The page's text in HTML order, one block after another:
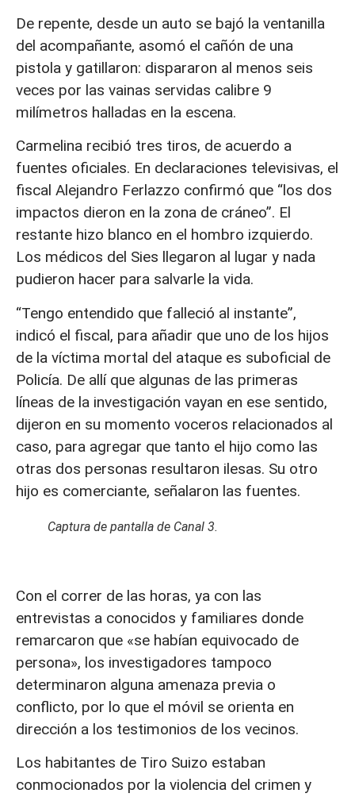
De repente, desde un auto se bajó la ventanilla
del acompañante, asomó el cañón de una
pistola y gatillaron: dispararon al menos seis
veces por las vainas servidas calibre 9
milímetros halladas en la escena.
Carmelina recibió tres tiros, de acuerdo a
fuentes oficiales. En declaraciones televisivas, el
fiscal Alejandro Ferlazzo confirmó que “los dos
impactos dieron en la zona de cráneo”. El
restante hizo blanco en el hombro izquierdo.
Los médicos del Sies llegaron al lugar y nada
pudieron hacer para salvarle la vida.
“Tengo entendido que falleció al instante”,
indicó el fiscal, para añadir que uno de los hijos
de la víctima mortal del ataque es suboficial de
Policía. De allí que algunas de las primeras
líneas de la investigación vayan en ese sentido,
dijeron en su momento voceros relacionados al
caso, para agregar que tanto el hijo como las
otras dos personas resultaron ilesas. Su otro
hijo es comerciante, señalaron las fuentes.
Captura de pantalla de Canal 3.
Con el correr de las horas, ya con las
entrevistas a conocidos y familiares donde
remarcaron que «se habían equivocado de
persona», los investigadores tampoco
determinaron alguna amenaza previa o
conflicto, por lo que el móvil se orienta en
dirección a los testimonios de los vecinos.
Los habitantes de Tiro Suizo estaban
conmocionados por la violencia del crimen y